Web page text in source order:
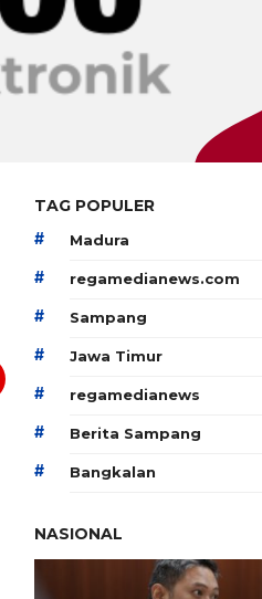
TAG POPULER
# Madura
# regamedianews.com
# Sampang
# Jawa Timur
# regamedianews
# Berita Sampang
# Bangkalan
NASIONAL